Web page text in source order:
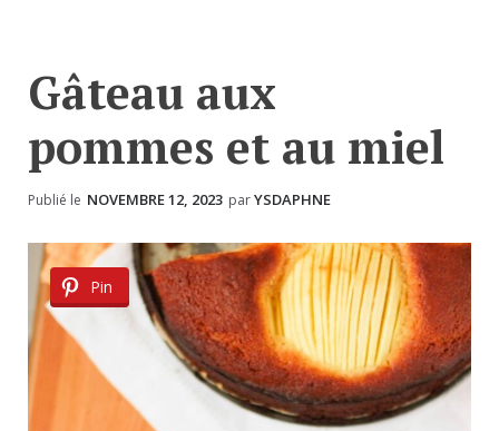
Gâteau aux
pommes et au miel
Publié le NOVEMBRE 12, 2023 parYSDAPHNE
Pin